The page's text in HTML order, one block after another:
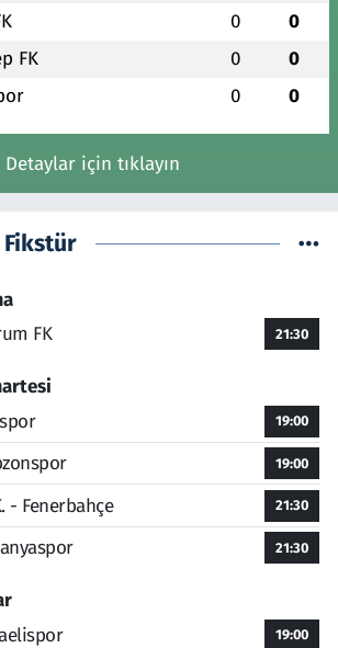
0 0
FK 0 0
0 0
Detaylar için tıklayın
FK
21:30
19:00
19:00
- Fenerbahçe 21:30
21:30
19:00